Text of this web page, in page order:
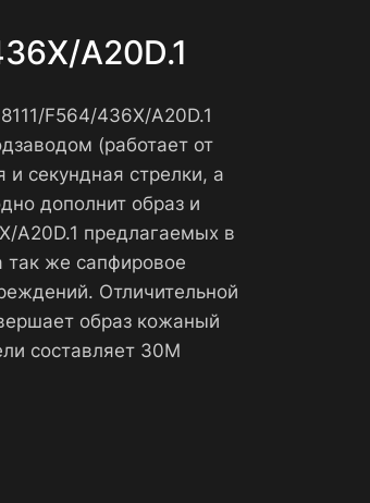
A20D.1
F564/436X/A20D.1
(работает от
секундная стрелки, а
дополнит образ и
A20D.1 предлагаемых в
так же сапфировое
Отличительной
образ кожаный
составляет 30М